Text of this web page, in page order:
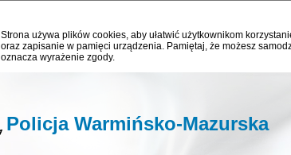
Strona używa plików cookies, aby ułatwić użytkownikom
oraz zapisanie w pamięci urządzenia. Pamiętaj, że możesz
oznacza wyrażenie zgody.
Policja Warmińsko-Mazurska